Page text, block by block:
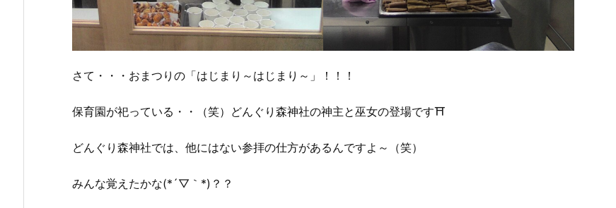
さて・・・おまつりの「はじまり～はじまり～」！！！
保育園が祀っている・・（笑）どんぐり森神社の神主と巫女の登場です⛩
どんぐり森神社では、他にはない参拝の仕方があるんですよ～（笑）
みんな覚えたかな(*´▽｀*)？？